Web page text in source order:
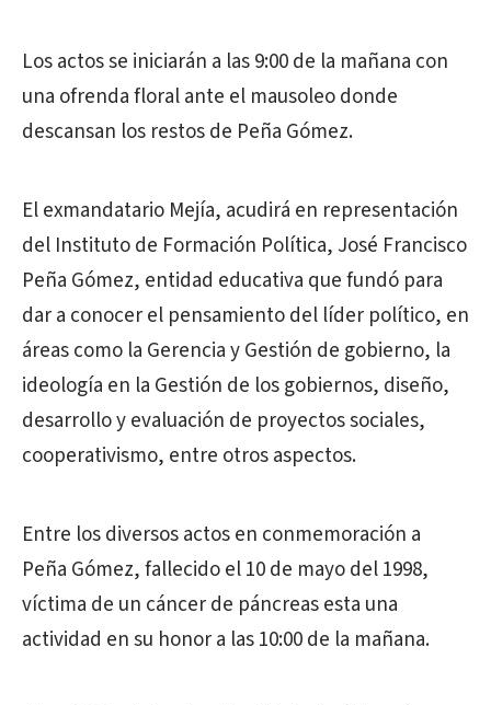
Los actos se iniciarán a las 9:00 de la mañana con
una ofrenda floral ante el mausoleo donde
descansan los restos de Peña Gómez.
El exmandatario Mejía, acudirá en representación
del Instituto de Formación Política, José Francisco
Peña Gómez, entidad educativa que fundó para
dar a conocer el pensamiento del líder político, en
áreas como la Gerencia y Gestión de gobierno, la
ideología en la Gestión de los gobiernos, diseño,
desarrollo y evaluación de proyectos sociales,
cooperativismo, entre otros aspectos.
Entre los diversos actos en conmemoración a
Peña Gómez, fallecido el 10 de mayo del 1998,
víctima de un cáncer de páncreas esta una
actividad en su honor a las 10:00 de la mañana.